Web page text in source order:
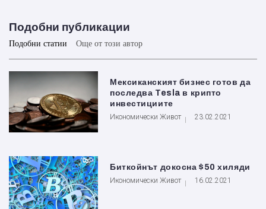
Подобни публикации
Подобни статии Още от този автор
Мексиканският бизнес готов да
последва Tesla в крипто
инвестициите
Икономически Живот 23.02.2021
Биткойнът докосна $50 хиляди
Икономически Живот 16.02.2021